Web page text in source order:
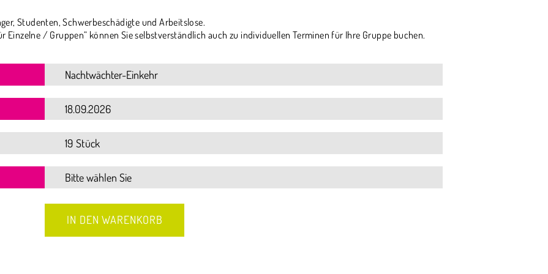
Studenten, Schwerbeschädigte und Arbeitslose.
Einzelne / Gruppen“ können Sie selbstverständlich auch zu individuellen Terminen für Ihre Gruppe buchen.
19 Stück